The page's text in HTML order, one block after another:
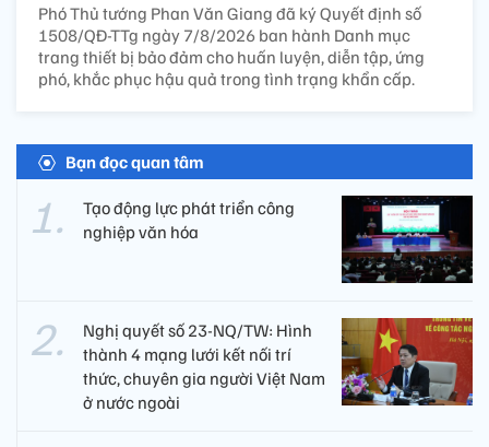
Phó Thủ tướng Phan Văn Giang đã ký Quyết định số
1508/QĐ-TTg ngày 7/8/2026 ban hành Danh mục
trang thiết bị bảo đảm cho huấn luyện, diễn tập, ứng
phó, khắc phục hậu quả trong tình trạng khẩn cấp.
Bạn đọc quan tâm
Tạo động lực phát triển công
nghiệp văn hóa
Nghị quyết số 23-NQ/TW: Hình
thành 4 mạng lưới kết nối trí
thức, chuyên gia người Việt Nam
ở nước ngoài